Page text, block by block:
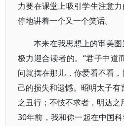
力要在课堂上吸引学生注意
停地讲着一个又一个笑话。
本来在我思想上的审美
极力迎合读者的。“君子中
问就摆在那儿，你爱看不看
己的损失和遗憾。昭明太子有
之丑行；不忮不求者，明达之
30年前，我和你一起在中国